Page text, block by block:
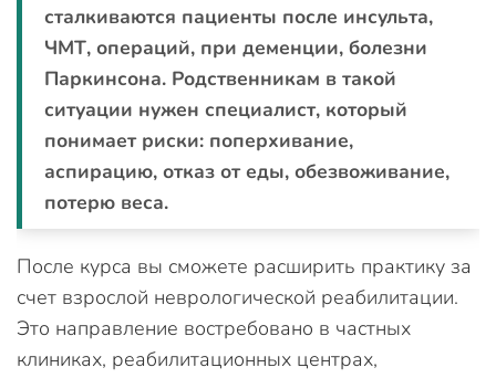
сталкиваются пациенты после инсульта,
ЧМТ, операций, при деменции, болезни
Паркинсона. Родственникам в такой
ситуации нужен специалист, который
понимает риски: поперхивание,
аспирацию, отказ от еды, обезвоживание,
потерю веса.
После курса вы сможете расширить практику за
счет взрослой неврологической реабилитации.
Это направление востребовано в частных
клиниках, реабилитационных центрах,